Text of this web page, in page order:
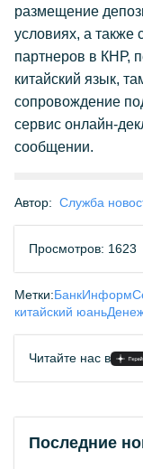
размещение
условиях, а также
партнеров в КНР,
китайский язык,
сопровождение
сервис онлайн-
сообщении.
Автор: Служба
Просмотров: 1623
Метки:
китайский юань
Читайте нас в
Последние